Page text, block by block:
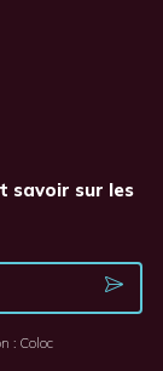
savoir sur les
: Coloc